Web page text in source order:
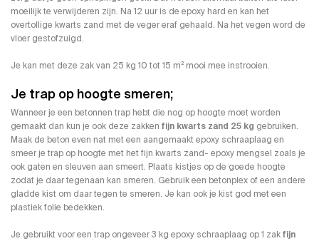
moeilijk te verwijderen zijn. Na 12 uur is de epoxy hard en kan het
overtollige kwarts zand met de veger eraf gehaald. Na het vegen word de
vloer gestofzuigd.
Je kan met deze zak van 25 kg 10 tot 15 m² mooi mee instrooien.
Je trap op hoogte smeren;
Wanneer je een betonnen trap hebt die nog op hoogte moet worden
gemaakt dan kun je ook deze zakken fijn kwarts zand 25 kg gebruiken.
Maak de beton even nat met een aangemaakt epoxy schraaplaag en
smeer je trap op hoogte met het fijn kwarts zand- epoxy mengsel zoals je
ook gaten en sleuven aan smeert. Plaats kistjes op de goede hoogte
zodat je daar tegenaan kan smeren. Gebruik een betonplex of een andere
gladde kist om daar tegen te smeren. Je kan ook je kist god met een
plastiek folie bedekken.
Je gebruikt voor een trap ongeveer 3 kg epoxy schraaplaag op 1 zakfijn